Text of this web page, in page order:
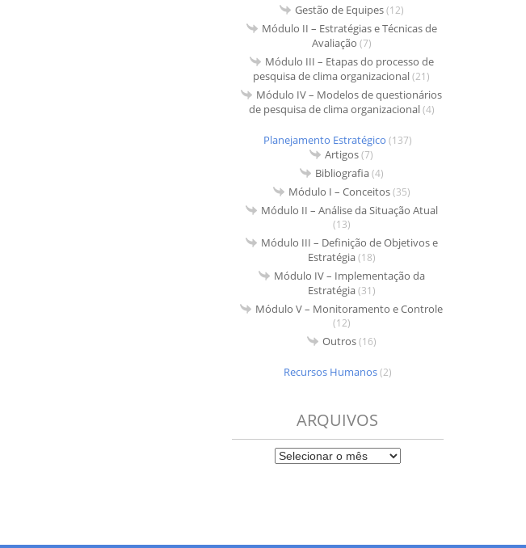
Gestão de Equipes(12)
Módulo II – Estratégias e Técnicas de
Avaliação (7)
Módulo III – Etapas do processo de
pesquisa de clima organizacional(21)
Módulo IV – Modelos de questionários
de pesquisa de clima organizacional(4)
Planejamento Estratégico (137)
Artigos(7)
Bibliografia(4)
Módulo I – Conceitos(35)
Módulo II – Análise da Situação Atual
(13)
Módulo III – Definição de Objetivos e
Estratégia(18)
Módulo IV – Implementação da
Estratégia(31)
Módulo V – Monitoramento e Controle
(12)
Outros(16)
Recursos Humanos(2)
ARQUIVOS